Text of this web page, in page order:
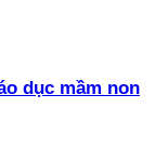
dục mầm non